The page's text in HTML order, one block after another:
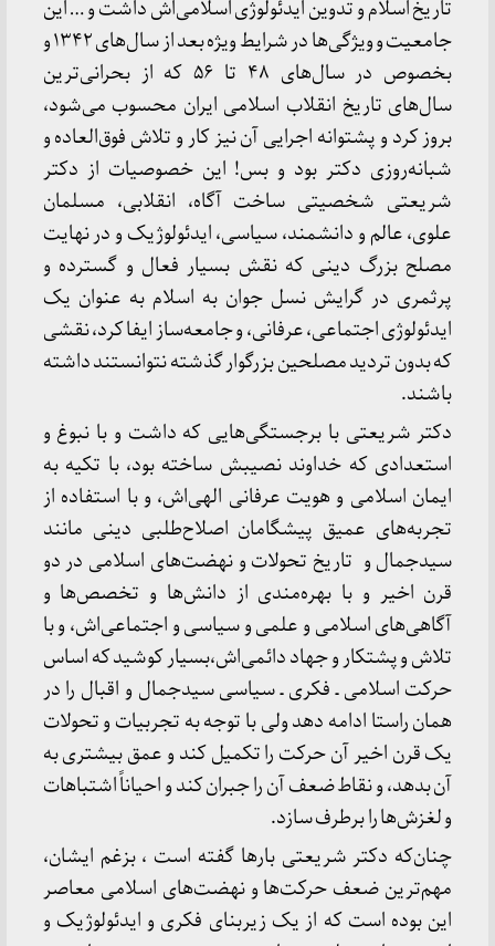
تاریخ اسلام و تدوین ایدئولوژی اسلامی‌اش داشت و … این
جامعیت و ویژگی‌ها در شرایط ویژه بعد از سال‌های ۱۳۴۲ و
بخصوص در سال‌های ۴۸ تا ۵۶ که از بحرانی‌ترین
سال‌های تاریخ انقلاب اسلامی ایران محسوب می‌شود،
بروز کرد و پشتوانه اجرایی آن نیز کار و تلاش فوق‌العاده و
شبانه‌روزی دکتر بود و بس! این خصوصیات از دکتر
شریعتی شخصیتی ساخت آگاه، انقلابی، مسلمان
علوی، عالم و دانشمند، سیاسی، ایدئولوژیک و در نهایت
مصلح بزرگ دینی که نقش بسیار فعال و گسترده و
پرثمری در گرایش نسل جوان به اسلام به عنوان یک
ایدئولوژی اجتماعی، عرفانی، و جامعه‌ساز ایفا کرد، نقشی
که بدون تردید مصلحین بزرگوار گذشته نتوانستند داشته
باشند.
دکتر شریعتی با برجستگی‌هایی که داشت و با نبوغ و
استعدادی که خداوند نصیبش ساخته بود، با تکیه به
ایمان اسلامی و هویت عرفانی الهی‌اش، و با استفاده از
تجربه‌های عمیق پیشگامان اصلاح‌طلبی دینی مانند
سیدجمال و تاریخ تحولات و نهضت‌های اسلامی در دو
قرن اخیر و با بهره‌مندی از دانش‌ها و تخصص‌ها و
آگاهی‌های اسلامی و علمی و سیاسی و اجتماعی‌اش، و با
تلاش و پشتکار و جهاد دائمی‌اش،بسیار کوشید که اساس
حرکت اسلامی ـ فکری ـ سیاسی سیدجمال و اقبال را در
همان راستا ادامه دهد ولی با توجه به تجربیات و تحولات
یک قرن اخیر آن حرکت را تکمیل کند و عمق بیشتری به
آن بدهد، و نقاط ضعف آن را جبران کند و احیاناً اشتباهات
و لغزش‌ها را برطرف سازد.
چنان‌که دکتر شریعتی بارها گفته است ، بزغم ایشان،
مهم‌ترین ضعف حرکت‌ها و نهضت‌های اسلامی معاصر
این بوده است که از یک زیربنای فکری و ایدئولوژیک و